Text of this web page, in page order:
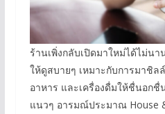
ร้านเพิ่งกลับเปิดมาใหม่ได้ไม่น
ให้ดูสบายๆ เหมาะกับการมาชิล
อาหาร และเครื่องดื่มให้ชื่นอกชื่
แนวๆ อารมณ์ประมาณ House